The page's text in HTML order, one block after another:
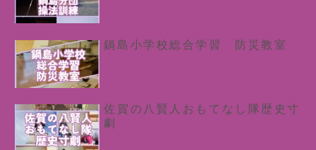
鍋島小学校総合学習 防災教室
佐賀の八賢人おもてなし隊歴史寸
劇